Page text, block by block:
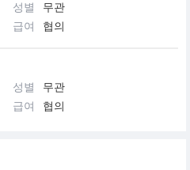
성별
무관
급여 협의
성별
무관
급여 협의